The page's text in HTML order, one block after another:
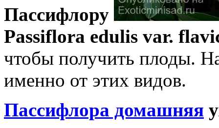
Пассифлору
Passiflora edulis var.
чтобы получить плоды.
именно от этих видов.
Пассифлора домашняя